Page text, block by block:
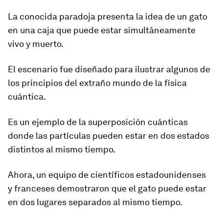
La conocida paradoja presenta la idea de un gato
en una caja que puede estar simultáneamente
vivo y muerto.
El escenario fue diseñado para ilustrar algunos de
los principios del extraño mundo de la física
cuántica.
Es un ejemplo de la superposición cuánticas
donde las partículas pueden estar en dos estados
distintos al mismo tiempo.
Ahora, un equipo de científicos estadounidenses
y franceses demostraron que el gato puede estar
en dos lugares separados al mismo tiempo.